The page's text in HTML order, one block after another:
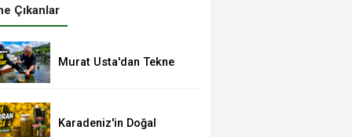
Çıkanlar
Murat Usta'dan Tekne
Uyarılar
Karadeniz'in Doğal